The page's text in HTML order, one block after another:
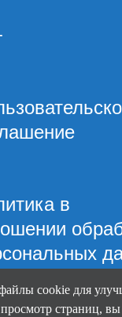
в
cookie для
страниц, вы